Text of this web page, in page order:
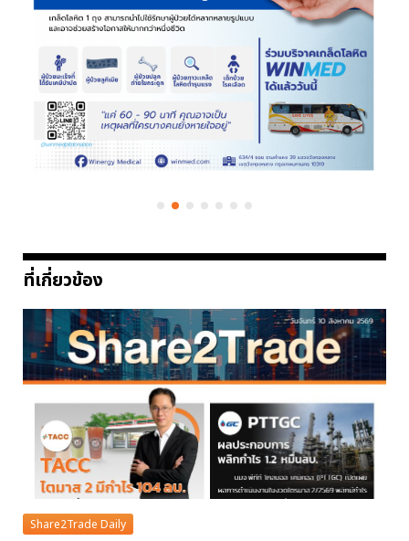
ที่เกี่ยวข้อง
Share2Trade Daily